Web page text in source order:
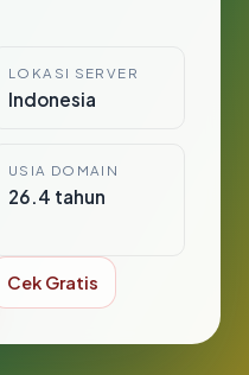
LOKASI SERVER
Indonesia
USIA DOMAIN
26.4 tahun
Cek Gratis